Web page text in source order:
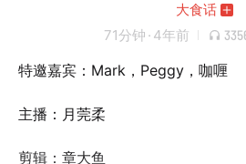
大食话
71分钟 · 4年前
特邀嘉宾：Mark，Peggy，咖喱
主播：月莞柔
剪辑：章大鱼